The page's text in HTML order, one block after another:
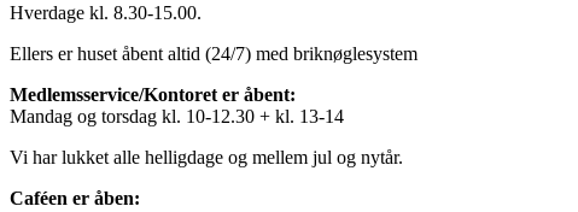
Hverdage kl. 8.30-15.00.
Ellers er huset åbent altid (24/7) med briknøglesystem
Medlemsservice/Kontoret er åbent:
Mandag og torsdag kl. 10-12.30 + kl. 13-14
Vi har lukket alle helligdage og mellem jul og nytår.
Caféen er åben: